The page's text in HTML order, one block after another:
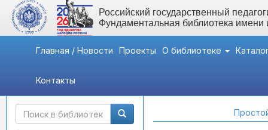
Российский государственный
Фундаментальная библиотека
Главная / Новости Проекты О библиотеке
Контакты
Быстрый доступ